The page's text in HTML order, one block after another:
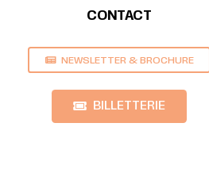
CONTACT
NEWSLETTER & BROCHURE
BILLETTERIE